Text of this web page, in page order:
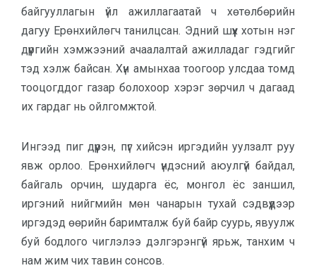
байгууллагын үйл ажил­ла­гаатай ч хөтөлбөрийн
дагуу Ерөн­хий­лөгч танилцсан. Эдний шүүх хотын нэг
дүүргийн хэмжээний ачаа­лалтай ажилладаг гэдгийг
тэд хэлж байсан. Хүн амынхаа тоогоор улсдаа томд
тоо­цогддог газар болохоор хэрэг зөр­чил ч дагаад
их гардаг нь ойл­гомжтой.
Ингээд пиг дүүрэн, пүг хийсэн ир­гэ­дийн уулзалт руу
явж орлоо. Ерөн­хийлөгч үндэсний аюулгүй байдал,
байгаль орчин, шударга ёс, монгол ёс заншил,
иргэний нийгмийн мөн чанарын тухай сэдвүүдээр
иргэдэд өөрийн баримталж буй байр суурь, явуулж
буй бодлого чиглэлээ дэлгэ­рэнгүй ярьж, танхим ч
нам жим чих тавин сонсов.